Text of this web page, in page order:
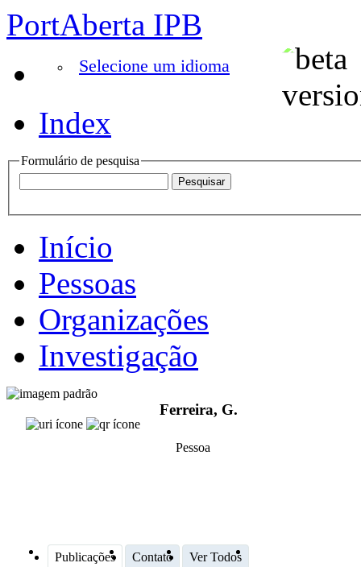
PortAberta IPB
Selecione um idioma
Index
Formulário de pesquisa
Início
Pessoas
Organizações
Investigação
Ferreira, G.
Pessoa
Publicações Contato Ver Todos